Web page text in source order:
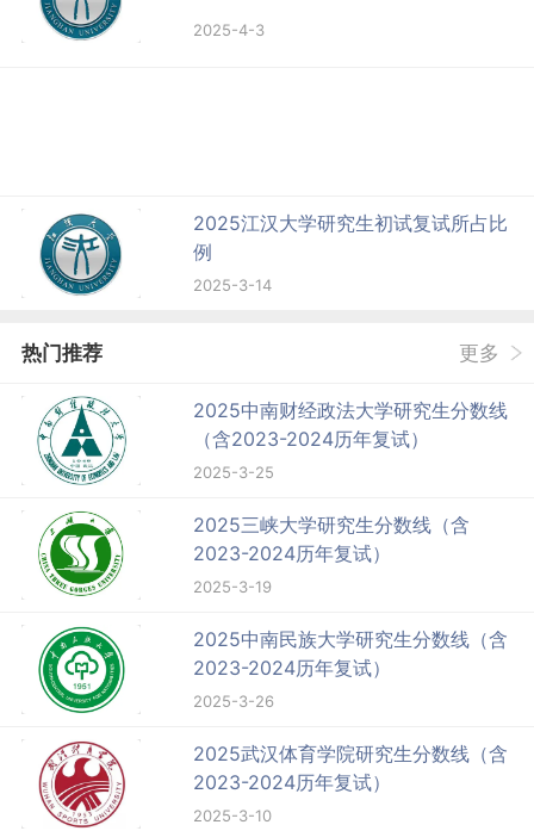
2025-4-3
2025江汉大学研究生初试复试所占比
例
2025-3-14
热门推荐 更多
2025中南财经政法大学研究生分数线
（含2023-2024历年复试）
2025-3-25
2025三峡大学研究生分数线（含
2023-2024历年复试）
2025-3-19
2025中南民族大学研究生分数线（含
2023-2024历年复试）
2025-3-26
2025武汉体育学院研究生分数线（含
2023-2024历年复试）
2025-3-10